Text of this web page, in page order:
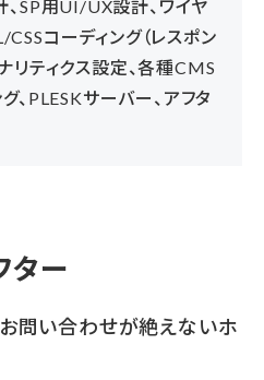
SP用UI/UX設計、ワイヤ
コーディング（レスポン
リティクス設定、各種CMS
、PLESKサーバー、アフタ
ター
問い合わせが絶えないホ